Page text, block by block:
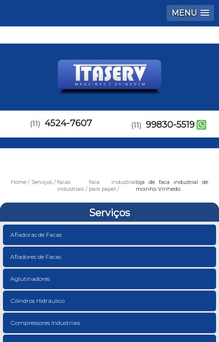
MENU
(11) 4524-7607 (11) 99830-5519
Home Serviços
facas
industriais
faca industrial
para papel
loja de faca industrial de
moinho Vinhedo
Serviços
Afiadoras de Facas
Afiadores de Facas
Aglutinadores
Cilindros Hidráulico
Compressores Industriais